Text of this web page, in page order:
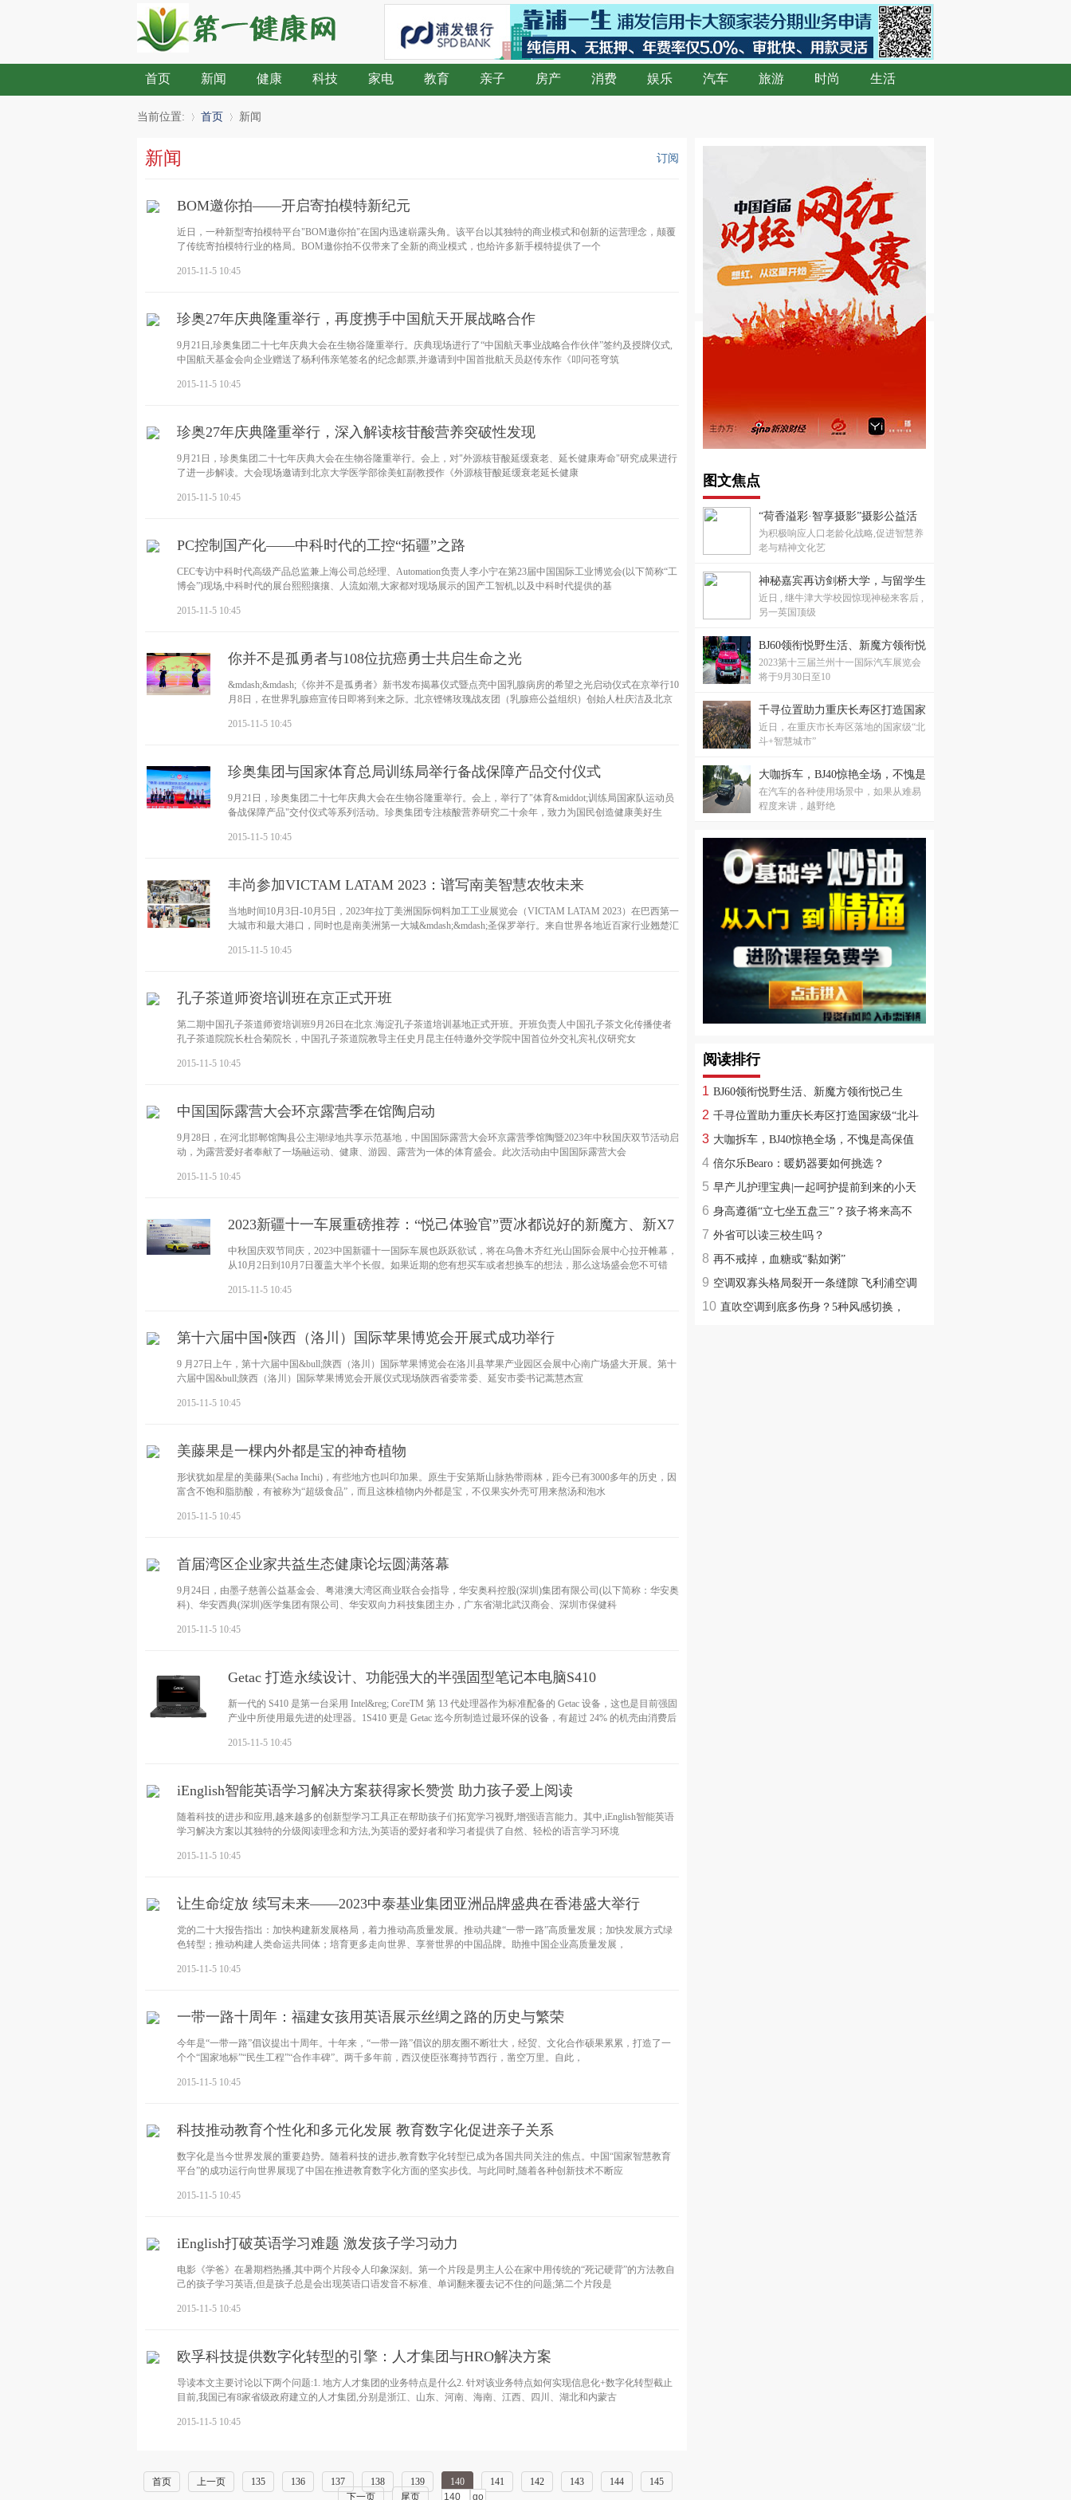
首页 新闻 健康 科技 家电 教育 亲子 房产 消费 娱乐 汽车 旅游 时尚 生活
当前位置: 首页 新闻
订阅
新闻
BOM邀你拍——开启寄拍模特新纪元
近日，一种新型寄拍模特平台"BOM邀你拍"在国内迅速崭露头角。该平台以其独特的商业模式和创新的运营理念，颠覆
了传统寄拍模特行业的格局。BOM邀你拍不仅带来了全新的商业模式，也给许多新手模特提供了一个
2015-11-5 10:45
珍奥27年庆典隆重举行，再度携手中国航天开展战略合作
9月21日,珍奥集团二十七年庆典大会在生物谷隆重举行。庆典现场进行了“中国航天事业战略合作伙伴”签约及授牌仪式,
中国航天基金会向企业赠送了杨利伟亲笔签名的纪念邮票,并邀请到中国首批航天员赵传东作《叩问苍穹筑
2015-11-5 10:45
珍奥27年庆典隆重举行，深入解读核苷酸营养突破性发现
9月21日，珍奥集团二十七年庆典大会在生物谷隆重举行。会上，对"外源核苷酸延缓衰老、延长健康寿命"研究成果进行
了进一步解读。大会现场邀请到北京大学医学部徐美虹副教授作《外源核苷酸延缓衰老延长健康
2015-11-5 10:45
PC控制国产化——中科时代的工控“拓疆”之路
CEC专访中科时代高级产品总监兼上海公司总经理、Automation负责人李小宁在第23届中国国际工业博览会(以下简称“工
博会”)现场,中科时代的展台熙熙攘攘、人流如潮,大家都对现场展示的国产工智机,以及中科时代提供的基
2015-11-5 10:45
你并不是孤勇者与108位抗癌勇士共启生命之光
&mdash;&mdash;《你并不是孤勇者》新书发布揭幕仪式暨点亮中国乳腺病房的希望之光启动仪式在京举行10
月8日，在世界乳腺癌宣传日即将到来之际。北京铿锵玫瑰战友团（乳腺癌公益组织）创始人杜庆洁及北京
2015-11-5 10:45
珍奥集团与国家体育总局训练局举行备战保障产品交付仪式
9月21日，珍奥集团二十七年庆典大会在生物谷隆重举行。会上，举行了"体育&middot;训练局国家队运动员
备战保障产品"交付仪式等系列活动。珍奥集团专注核酸营养研究二十余年，致力为国民创造健康美好生
2015-11-5 10:45
丰尚参加VICTAM LATAM 2023：谱写南美智慧农牧未来
当地时间10月3日-10月5日，2023年拉丁美洲国际饲料加工工业展览会（VICTAM LATAM 2023）在巴西第一
大城市和最大港口，同时也是南美洲第一大城&mdash;&mdash;圣保罗举行。来自世界各地近百家行业翘楚汇
2015-11-5 10:45
孔子茶道师资培训班在京正式开班
第二期中国孔子茶道师资培训班9月26日在北京.海淀孔子茶道培训基地正式开班。开班负责人中国孔子茶文化传播使者
孔子茶道院院长杜合菊院长，中国孔子茶道院教导主任史月昆主任特邀外交学院中国首位外交礼宾礼仪研究女
2015-11-5 10:45
中国国际露营大会环京露营季在馆陶启动
9月28日，在河北邯郸馆陶县公主湖绿地共享示范基地，中国国际露营大会环京露营季馆陶暨2023年中秋国庆双节活动启
动，为露营爱好者奉献了一场融运动、健康、游园、露营为一体的体育盛会。此次活动由中国国际露营大会
2015-11-5 10:45
2023新疆十一车展重磅推荐：“悦己体验官”贾冰都说好的新魔方、新X7
中秋国庆双节同庆，2023中国新疆十一国际车展也跃跃欲试，将在乌鲁木齐红光山国际会展中心拉开帷幕，
从10月2日到10月7日覆盖大半个长假。如果近期的您有想买车或者想换车的想法，那么这场盛会您不可错
2015-11-5 10:45
第十六届中国•陕西（洛川）国际苹果博览会开展式成功举行
9 月27日上午，第十六届中国&bull;陕西（洛川）国际苹果博览会在洛川县苹果产业园区会展中心南广场盛大开展。第十
六届中国&bull;陕西（洛川）国际苹果博览会开展仪式现场陕西省委常委、延安市委书记蒿慧杰宣
2015-11-5 10:45
美藤果是一棵内外都是宝的神奇植物
形状犹如星星的美藤果(Sacha Inchi)，有些地方也叫印加果。原生于安第斯山脉热带雨林，距今已有3000多年的历史，因
富含不饱和脂肪酸，有被称为“超级食品”，而且这株植物内外都是宝，不仅果实外壳可用来熬汤和泡水
2015-11-5 10:45
首届湾区企业家共益生态健康论坛圆满落幕
9月24日，由墨子慈善公益基金会、粤港澳大湾区商业联合会指导，华安奥科控股(深圳)集团有限公司(以下简称：华安奥
科)、华安西典(深圳)医学集团有限公司、华安双向力科技集团主办，广东省湖北武汉商会、深圳市保健科
2015-11-5 10:45
Getac 打造永续设计、功能强大的半强固型笔记本电脑S410
新一代的 S410 是第一台采用 Intel&reg; CoreTM 第 13 代处理器作为标准配备的 Getac 设备，这也是目前强固
产业中所使用最先进的处理器。1S410 更是 Getac 迄今所制造过最环保的设备，有超过 24% 的机壳由消费后
2015-11-5 10:45
iEnglish智能英语学习解决方案获得家长赞赏 助力孩子爱上阅读
随着科技的进步和应用,越来越多的创新型学习工具正在帮助孩子们拓宽学习视野,增强语言能力。其中,iEnglish智能英语
学习解决方案以其独特的分级阅读理念和方法,为英语的爱好者和学习者提供了自然、轻松的语言学习环境
2015-11-5 10:45
让生命绽放 续写未来——2023中泰基业集团亚洲品牌盛典在香港盛大举行
党的二十大报告指出：加快构建新发展格局，着力推动高质量发展。推动共建“一带一路”高质量发展；加快发展方式绿
色转型；推动构建人类命运共同体；培育更多走向世界、享誉世界的中国品牌。助推中国企业高质量发展，
2015-11-5 10:45
一带一路十周年：福建女孩用英语展示丝绸之路的历史与繁荣
今年是“一带一路”倡议提出十周年。十年来，“一带一路”倡议的朋友圈不断壮大，经贸、文化合作硕果累累，打造了一
个个“国家地标”“民生工程”“合作丰碑”。两千多年前，西汉使臣张骞持节西行，凿空万里。自此，
2015-11-5 10:45
科技推动教育个性化和多元化发展 教育数字化促进亲子关系
数字化是当今世界发展的重要趋势。随着科技的进步,教育数字化转型已成为各国共同关注的焦点。中国“国家智慧教育
平台”的成功运行向世界展现了中国在推进教育数字化方面的坚实步伐。与此同时,随着各种创新技术不断应
2015-11-5 10:45
iEnglish打破英语学习难题 激发孩子学习动力
电影《学爸》在暑期档热播,其中两个片段令人印象深刻。第一个片段是男主人公在家中用传统的“死记硬背”的方法教自
己的孩子学习英语,但是孩子总是会出现英语口语发音不标准、单词翻来覆去记不住的问题;第二个片段是
2015-11-5 10:45
欧孚科技提供数字化转型的引擎：人才集团与HRO解决方案
导读本文主要讨论以下两个问题:1. 地方人才集团的业务特点是什么2. 针对该业务特点如何实现信息化+数字化转型截止
目前,我国已有8家省级政府建立的人才集团,分别是浙江、山东、河南、海南、江西、四川、湖北和内蒙古
2015-11-5 10:45
首页 上一页 135 136 137 138 139 140 141 142 143 144
145
下一页
尾页
图文焦点
“荷香溢彩·智享摄影”摄影公益活
动成功举办，共绘老龄生活新画卷
为积极响应人口老龄化战略,促进智慧养
老与精神文化艺
神秘嘉宾再访剑桥大学，与留学生
重叙康桥梦
近日 , 继牛津大学校园惊现神秘来客后 ,
另一英国顶级
BJ60领衔悦野生活、新魔方领衔悦
己生活，兰州十一国际车展不见不
散！
2023第十三届兰州十一国际汽车展览会
将于9月30日至10
千寻位置助力重庆长寿区打造国家
级“北斗+智慧城市”
近日，在重庆市长寿区落地的国家级“北
斗+智慧城市”
大咖拆车，BJ40惊艳全场，不愧是
高保值率神车
在汽车的各种使用场景中，如果从难易
程度来讲，越野绝
阅读排行
1 BJ60领衔悦野生活、新魔方领衔悦己生
活，兰州十一国际车展不见不散！
2 千寻位置助力重庆长寿区打造国家级“北斗
+智慧城市”
3 大咖拆车，BJ40惊艳全场，不愧是高保值
率神车
4 倍尔乐Bearo：暖奶器要如何挑选？
5 早产儿护理宝典|一起呵护提前到来的小天
使~
6 身高遵循“立七坐五盘三”？孩子将来高不
高，几个部位一目了然
7 外省可以读三校生吗？
8 再不戒掉，血糖或“黏如粥”
9 空调双寡头格局裂开一条缝隙 飞利浦空调
背后的资源重置
10 直吹空调到底多伤身？5种风感切换，